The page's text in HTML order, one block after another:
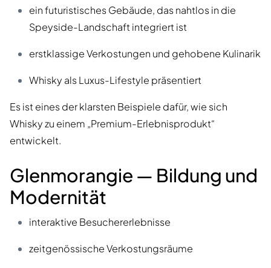
ein futuristisches Gebäude, das nahtlos in die
Speyside-Landschaft integriert ist
erstklassige Verkostungen und gehobene Kulinarik
Whisky als Luxus-Lifestyle präsentiert
Es ist eines der klarsten Beispiele dafür, wie sich
Whisky zu einem „Premium-Erlebnisprodukt“
entwickelt.
Glenmorangie — Bildung und
Modernität
interaktive Besuchererlebnisse
zeitgenössische Verkostungsräume